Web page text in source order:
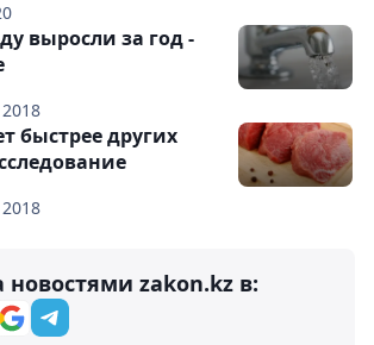
выросли за год -
быстрее других
новостями zakon.kz в: